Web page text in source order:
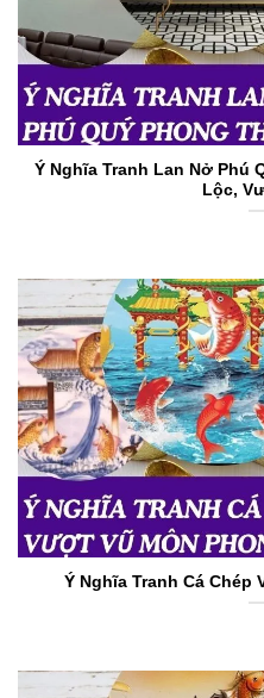
Ý Nghĩa Tranh Lan Nở Phú
Lộc,
Ý Nghĩa Tranh Cá